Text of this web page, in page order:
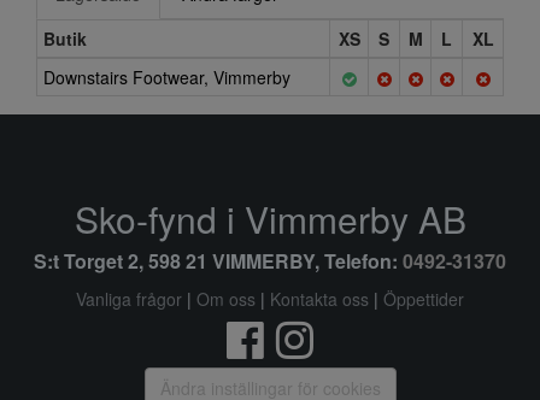
Butik
XS S M L
XL
Downstairs Footwear, Vimmerby
Sko-fynd i Vimmerby AB
S:t Torget 2, 598 21 VIMMERBY, Telefon: 0492-31370
Vanliga frågor | Om oss | Kontakta oss | Öppettider
Ändra inställingar för cookies